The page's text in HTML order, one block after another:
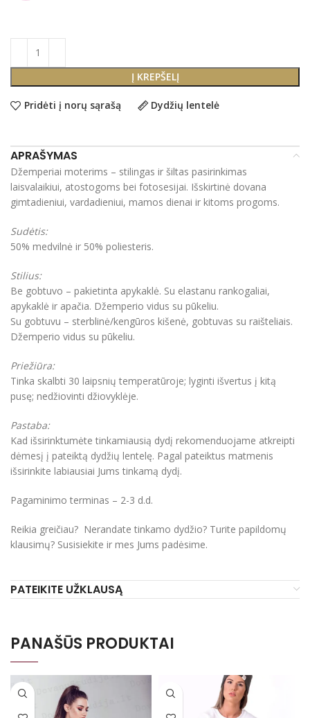
Į KREPŠELĮ
Pridėti į norų sąrašą Dydžių lentelė
APRAŠYMAS
Džemperiai moterims – stilingas ir šiltas pasirinkimas
laisvalaikiui, atostogoms bei fotosesijai. Išskirtinė dovana
gimtadieniui, vardadieniui, mamos dienai ir kitoms progoms.
Sudėtis:
50% medvilnė ir 50% poliesteris.
Stilius:
Be gobtuvo – pakietinta apykaklė. Su elastanu rankogaliai,
apykaklė ir apačia. Džemperio vidus su pūkeliu.
Su gobtuvu – sterblinė/kengūros kišenė, gobtuvas su raišteliais.
Džemperio vidus su pūkeliu.
Priežiūra:
Tinka skalbti 30 laipsnių temperatūroje; lyginti išvertus į kitą
pusę; nedžiovinti džiovyklėje.
Pastaba:
Kad išsirinktumėte tinkamiausią dydį rekomenduojame atkreipti
dėmesį į pateiktą dydžių lentelę. Pagal pateiktus matmenis
išsirinkite labiausiai Jums tinkamą dydį.
Pagaminimo terminas – 2-3 d.d.
Reikia greičiau? Nerandate tinkamo dydžio? Turite papildomų
klausimų? Susisiekite ir mes Jums padėsime.
PATEIKITE UŽKLAUSĄ
PANAŠŪS PRODUKTAI